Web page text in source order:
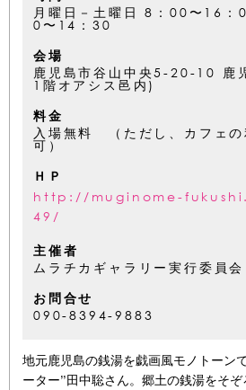
月曜日－土曜日 8：00〜16
0〜14：30
会場
鹿児島市谷山中央5-20-10 鹿
1階オアシス邑内)
料金
入場無料 （ただし、カフェの
可）
ＨＰ
http://muginome-
49/
主催者
ムラチカギャラリー実行委員会
お問合せ
090-8394-9883
地元鹿児島の銭湯を戯画風モノトーン
ーター”田中聡さん。郷土の銭湯をそ